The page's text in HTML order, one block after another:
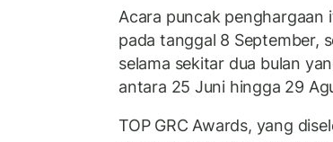
Acara puncak penghargaan
pada tanggal 8 September,
selama sekitar dua bulan
antara 25 Juni hingga 29
TOP GRC Awards, yang